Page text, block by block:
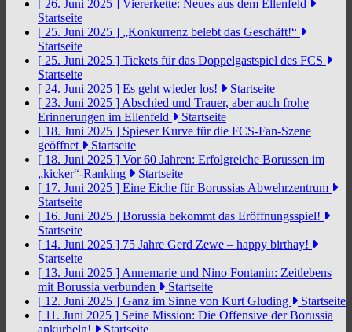
[ 26. Juni 2025 ] Viererkette: Neues aus dem Ellenfeld
Startseite
[ 25. Juni 2025 ] „Konkurrenz belebt das Geschäft!“
Startseite
[ 25. Juni 2025 ] Tickets für das Doppelgastspiel des FCS
Startseite
[ 24. Juni 2025 ] Es geht wieder los!
Startseite
[ 23. Juni 2025 ] Abschied und Trauer, aber auch frohe
Erinnerungen im Ellenfeld
Startseite
[ 18. Juni 2025 ] Spieser Kurve für die FCS-Fan-Szene
geöffnet
Startseite
[ 18. Juni 2025 ] Vor 60 Jahren: Erfolgreiche Borussen im
„kicker“-Ranking
Startseite
[ 17. Juni 2025 ] Eine Eiche für Borussias Abwehrzentrum
Startseite
[ 16. Juni 2025 ] Borussia bekommt das Eröffnungsspiel!
Startseite
[ 14. Juni 2025 ] 75 Jahre Gerd Zewe – happy birthay!
Startseite
[ 13. Juni 2025 ] Annemarie und Nino Fontanin: Zeitlebens
mit Borussia verbunden
Startseite
[ 12. Juni 2025 ] Ganz im Sinne von Kurt Gluding
Startseite
[ 11. Juni 2025 ] Seine Mission: Die Offensive der Borussia
ankurbeln!
Startseite